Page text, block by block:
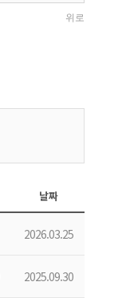
날짜
2026.03.25
2025.09.30